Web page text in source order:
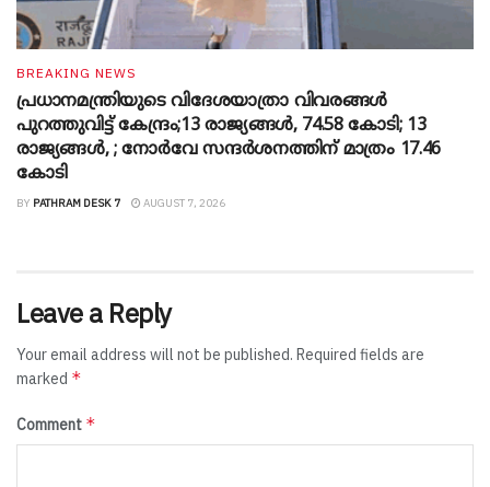
BREAKING NEWS
പ്രധാനമന്ത്രിയുടെ വിദേശയാത്രാ വിവരങ്ങൾ
പുറത്തുവിട്ട് കേന്ദ്രം;13 രാജ്യങ്ങൾ, 74.58 കോടി; 13
രാജ്യങ്ങൾ, ; നോർവേ സന്ദർശനത്തിന് മാത്രം 17.46
കോടി
BY PATHRAM DESK 7 AUGUST 7, 2026
Leave a Reply
Your email address will not be published. Required fields are
marked *
Comment *